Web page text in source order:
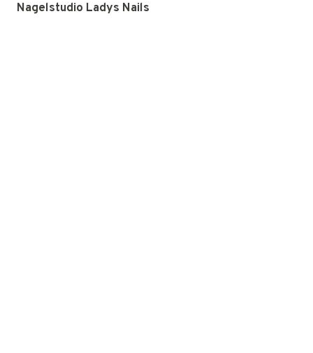
Nagelstudio Ladys Nails